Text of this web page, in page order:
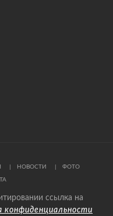
НОВОСТИ ФОТО
ссылка на
конфиденциальности